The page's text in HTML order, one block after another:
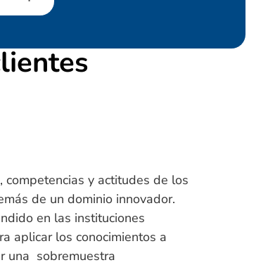
competencias y actitudes de los
de un dominio innovador.
en las instituciones
aplicar los conocimientos a
una sobremuestra